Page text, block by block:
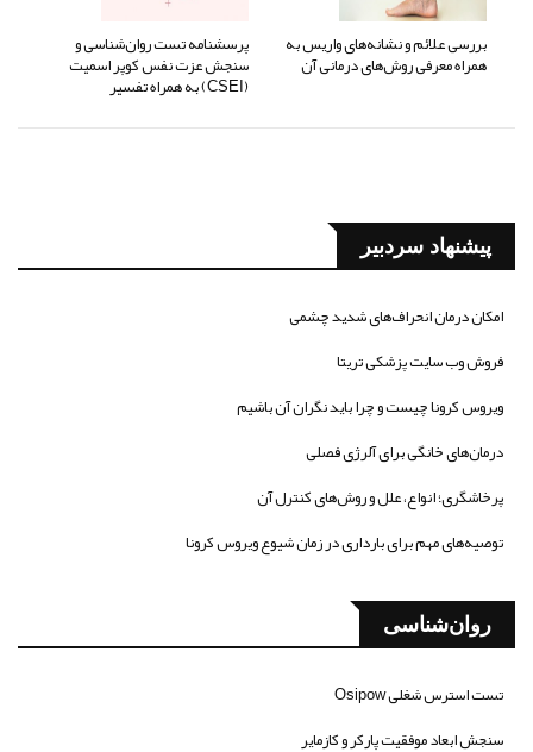
بررسی علائم و نشانه‌های واریس به
همراه معرفی روش‌های درمانی آن
پرسشنامه تست روان‌شناسی و
سنجش عزت نفس کوپر اسمیت
(CSEI) به همراه تفسیر
پیشنهاد سردبیر
امکان درمان انحراف‌های شدید چشمی
فروش وب سایت پزشکی تریتا
ویروس کرونا چیست و چرا باید نگران آن باشیم
درمان‌های خانگی برای آلرژی فصلی
پرخاشگری؛ انواع، علل و روش‌های کنترل آن
توصیه‌های مهم برای بارداری در زمان شیوع ویروس کرونا
روان‌شناسی
تست استرس شغلی Osipow
سنجش ابعاد موفقیت پارکر و کازمایر